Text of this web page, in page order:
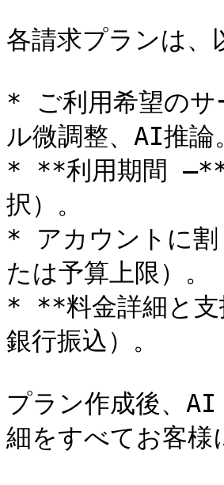
各請求プランは、
* ご利用希望のサ
ル微調整、AI推論
* **利用期間 —**
択）。
* アカウントに
たは予算上限）。
* **料金詳細と支
銀行振込）。
プラン作成後、
細をすべてお客様